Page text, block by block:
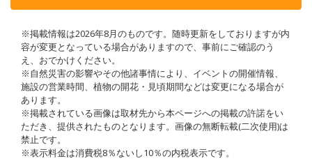
※掲載情報は2026年8月のものです。随時更新をしておりますが内
容が変更となっている場合がありますので、事前にご確認のう
え、おでかけください。
※自然災害の影響やその他諸事情により、イベントの開催情報、
施設の営業時間、植物の開花・見頃期間などは変更になる場合が
あります。
※掲載されている画像は取材先から本ページへの掲載の許諾をい
ただき、提供されたものとなります。画像の無断転載(二次使用)は
禁止です。
※表示料金は消費税8％ないし10％の内税表示です。